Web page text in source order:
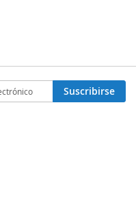
Suscribirse